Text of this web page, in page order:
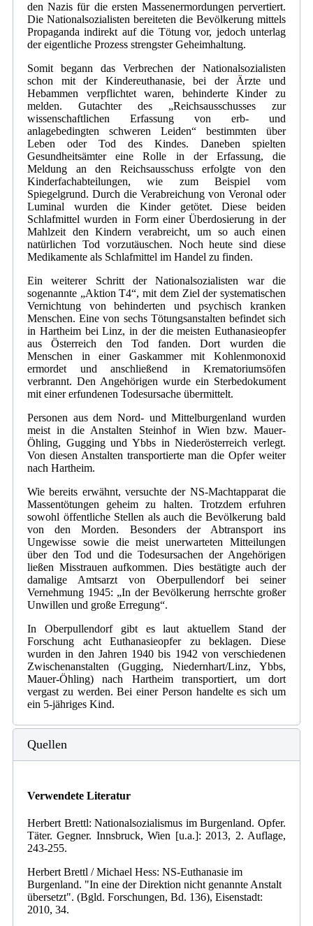
den Nazis für die ersten Massenermordungen pervertiert.
Die Nationalsozialisten bereiteten die Bevölkerung mittels
Propaganda indirekt auf die Tötung vor, jedoch unterlag
der eigentliche Prozess strengster Geheimhaltung.
Somit begann das Verbrechen der Nationalsozialisten
schon mit der Kindereuthanasie, bei der Ärzte und
Hebammen verpflichtet waren, behinderte Kinder zu
melden. Gutachter des „Reichsausschusses zur
wissenschaftlichen Erfassung von erb- und
anlagebedingten schweren Leiden“ bestimmten über
Leben oder Tod des Kindes. Daneben spielten
Gesundheitsämter eine Rolle in der Erfassung, die
Meldung an den Reichsausschuss erfolgte von den
Kinderfachabteilungen, wie zum Beispiel vom
Spiegelgrund. Durch die Verabreichung von Veronal oder
Luminal wurden die Kinder getötet. Diese beiden
Schlafmittel wurden in Form einer Überdosierung in der
Mahlzeit den Kindern verabreicht, um so auch einen
natürlichen Tod vorzutäuschen. Noch heute sind diese
Medikamente als Schlafmittel im Handel zu finden.
Ein weiterer Schritt der Nationalsozialisten war die
sogenannte „Aktion T4“, mit dem Ziel der systematischen
Vernichtung von behinderten und psychisch kranken
Menschen. Eine von sechs Tötungsanstalten befindet sich
in Hartheim bei Linz, in der die meisten Euthanasieopfer
aus Österreich den Tod fanden. Dort wurden die
Menschen in einer Gaskammer mit Kohlenmonoxid
ermordet und anschließend in Krematoriumsöfen
verbrannt. Den Angehörigen wurde ein Sterbedokument
mit einer erfundenen Todesursache übermittelt.
Personen aus dem Nord- und Mittelburgenland wurden
meist in die Anstalten Steinhof in Wien bzw. Mauer-
Öhling, Gugging und Ybbs in Niederösterreich verlegt.
Von diesen Anstalten transportierte man die Opfer weiter
nach Hartheim.
Wie bereits erwähnt, versuchte der NS-Machtapparat die
Massentötungen geheim zu halten. Trotzdem erfuhren
sowohl öffentliche Stellen als auch die Bevölkerung bald
von den Morden. Besonders der Abtransport ins
Ungewisse sowie die meist unerwarteten Mitteilungen
über den Tod und die Todesursachen der Angehörigen
ließen Misstrauen aufkommen. Dies bestätigte auch der
damalige Amtsarzt von Oberpullendorf bei seiner
Vernehmung 1945: „In der Bevölkerung herrschte großer
Unwillen und große Erregung“.
In Oberpullendorf gibt es laut aktuellem Stand der
Forschung acht Euthanasieopfer zu beklagen. Diese
wurden in den Jahren 1940 bis 1942 von verschiedenen
Zwischenanstalten (Gugging, Niedernhart/Linz, Ybbs,
Mauer-Öhling) nach Hartheim transportiert, um dort
vergast zu werden. Bei einer Person handelte es sich um
ein 5-jähriges Kind.
Quellen
Verwendete Literatur
Herbert Brettl: Nationalsozialismus im Burgenland. Opfer.
Täter. Gegner. Innsbruck, Wien [u.a.]: 2013, 2. Auflage,
243-255.
Herbert Brettl / Michael Hess: NS-Euthanasie im
Burgenland. "In eine der Direktion nicht genannte Anstalt
übersetzt". (Bgld. Forschungen, Bd. 136), Eisenstadt:
2010, 34.